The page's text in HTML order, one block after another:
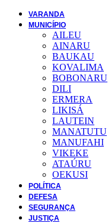
VARANDA
MUNICÍPIO
AILEU
AINARU
BAUKAU
KOVALIMA
BOBONARU
DILI
ERMERA
LIKISÁ
LAUTEIN
MANATUTU
MANUFAHI
VIKEKE
ATAÚRU
OEKUSI
POLÍTICA
DEFESA
SEGURANÇA
JUSTIÇA